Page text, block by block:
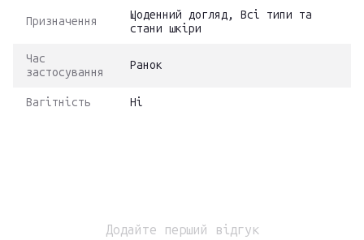
Призначення
Щоденний догляд, Всі типи та
стани шкіри
Час
застосування
Ранок
Вагітність Ні
Додайте перший відгук